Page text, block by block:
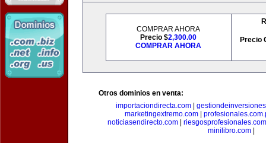
COMPRAR AHORA
Precio $2,300.00
COMPRAR AHORA
Precio
Otros dominios en venta:
importaciondirecta.com
marketingextremo.com|
noticiasendirecto.com
riesgosprofesionales.com
minilibro.com|